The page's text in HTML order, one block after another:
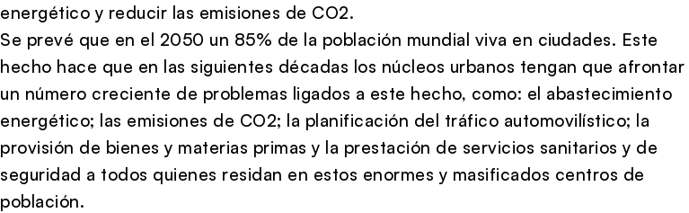
energético y reducir las emisiones de CO2.
Se prevé que en el 2050 un 85% de la población mundial viva en ciudades. Este
hecho hace que en las siguientes décadas los núcleos urbanos tengan que afrontar
un número creciente de problemas ligados a este hecho, como: el abastecimiento
energético; las emisiones de CO2; la planificación del tráfico automovilístico; la
provisión de bienes y materias primas y la prestación de servicios sanitarios y de
seguridad a todos quienes residan en estos enormes y masificados centros de
población.